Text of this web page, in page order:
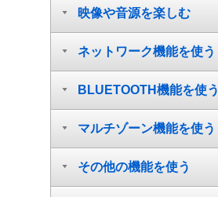
映像や音源を楽しむ
ネットワーク機能を使う
BLUETOOTH機能を使う
マルチゾーン機能を使う
その他の機能を使う